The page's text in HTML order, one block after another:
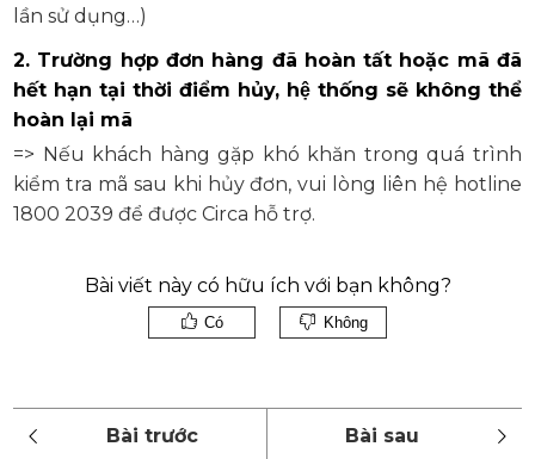
lần sử dụng…)
2. Trường hợp đơn hàng đã hoàn tất hoặc mã đã
hết hạn tại thời điểm hủy, hệ thống sẽ không thể
hoàn lại mã
=> Nếu khách hàng gặp khó khăn trong quá trình
kiểm tra mã sau khi hủy đơn, vui lòng liên hệ hotline
1800 2039 để được Circa hỗ trợ.
Bài viết này có hữu ích với bạn không?
Có Không